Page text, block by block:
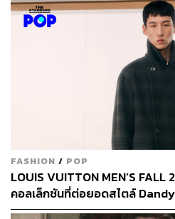
FASHION / POP
LOUIS VUITTON MEN’S
คอลเล็กชันที่ต่อยอดสไตล์ Dandy